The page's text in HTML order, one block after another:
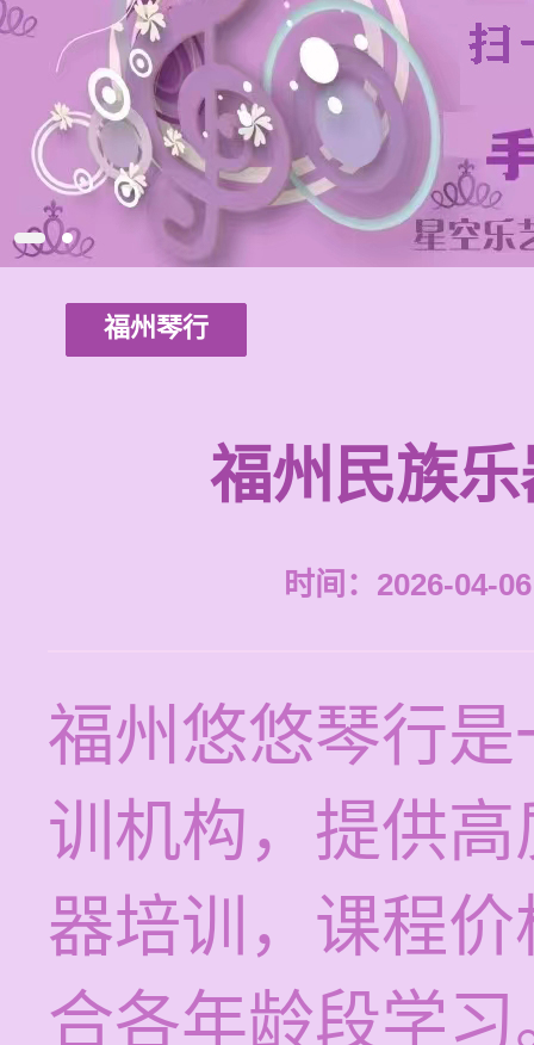
福州琴行
福州民族
时间：2026-04-
福州悠悠琴行
训机构，提供
器培训，课程
合各年龄段学习